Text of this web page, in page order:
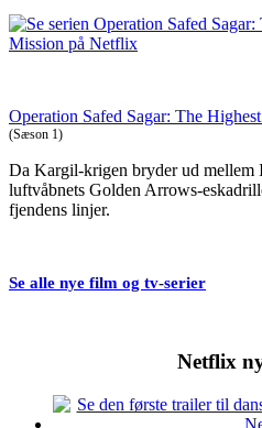
Operation Safed Sagar: The
(Sæson 1)
Da Kargil-krigen bryder ud mellem
luftvåbnets Golden Arrows-
fjendens linjer.
Se alle nye film og tv-serier
Netflix